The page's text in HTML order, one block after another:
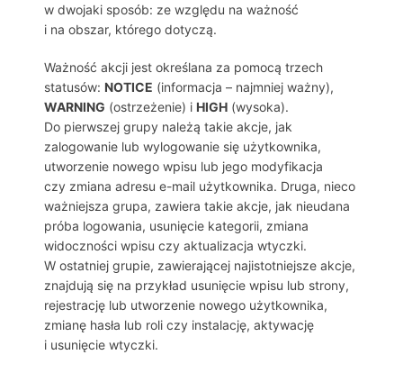
w dwojaki sposób: ze względu na ważność
i na obszar, którego dotyczą.
Ważność akcji jest określana za pomocą trzech
statusów: NOTICE (informacja – najmniej ważny),
WARNING (ostrzeżenie) i HIGH (wysoka).
Do pierwszej grupy należą takie akcje, jak
zalogowanie lub wylogowanie się użytkownika,
utworzenie nowego wpisu lub jego modyfikacja
czy zmiana adresu e-mail użytkownika. Druga, nieco
ważniejsza grupa, zawiera takie akcje, jak nieudana
próba logowania, usunięcie kategorii, zmiana
widoczności wpisu czy aktualizacja wtyczki.
W ostatniej grupie, zawierającej najistotniejsze akcje,
znajdują się na przykład usunięcie wpisu lub strony,
rejestrację lub utworzenie nowego użytkownika,
zmianę hasła lub roli czy instalację, aktywację
i usunięcie wtyczki.